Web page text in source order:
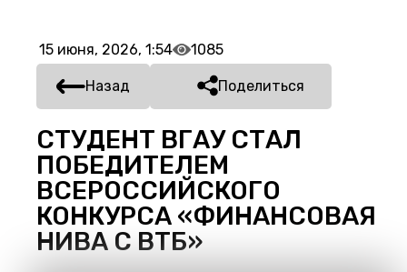
15 июня, 2026, 1:54 1085
Назад Поделиться
СТУДЕНТ ВГАУ СТАЛ
ПОБЕДИТЕЛЕМ
ВСЕРОССИЙСКОГО
КОНКУРСА «ФИНАНСОВАЯ
НИВА С ВТБ»